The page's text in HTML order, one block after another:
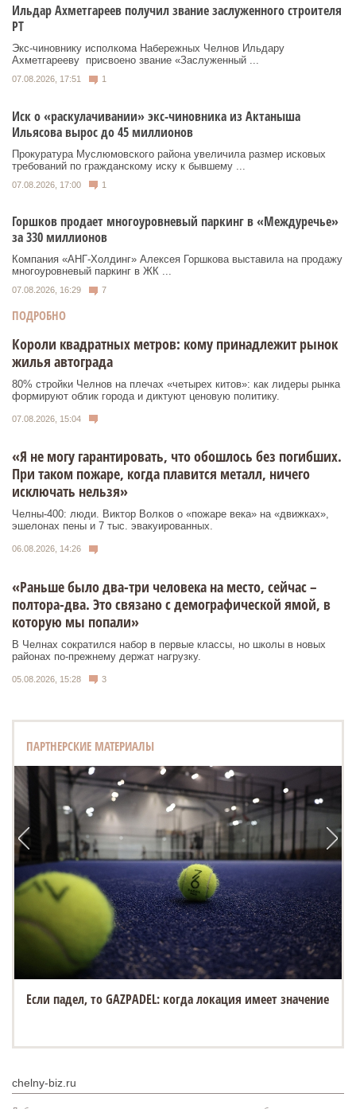
Ильдар Ахметгареев получил звание заслуженного строителя
РТ
Экс‑чиновнику исполкома Набережных Челнов Ильдару
Ахметгарееву присвоено звание «Заслуженный ...
07.08.2026, 17:51 1
Иск о «раскулачивании» экс-чиновника из Актаныша
Ильясова вырос до 45 миллионов
Прокуратура Муслюмовского района увеличила размер исковых
требований по гражданскому иску к бывшему ...
07.08.2026, 17:00 1
Горшков продает многоуровневый паркинг в «Междуречье»
за 330 миллионов
Компания «АНГ-Холдинг» Алексея Горшкова выставила на продажу
многоуровневый паркинг в ЖК ...
07.08.2026, 16:29 7
ПОДРОБНО
Короли квадратных метров: кому принадлежит рынок
жилья автограда
80% стройки Челнов на плечах «четырех китов»: как лидеры рынка
формируют облик города и диктуют ценовую политику.
07.08.2026, 15:04
«Я не могу гарантировать, что обошлось без погибших.
При таком пожаре, когда плавится металл, ничего
исключать нельзя»
Челны-400: люди. Виктор Волков о «пожаре века» на «движках»,
эшелонах пены и 7 тыс. эвакуированных.
06.08.2026, 14:26
«Раньше было два-три человека на место, сейчас –
полтора-два. Это связано с демографической ямой, в
которую мы попали»
В Челнах сократился набор в первые классы, но школы в новых
районах по-прежнему держат нагрузку.
05.08.2026, 15:28 3
ПАРТНЕРСКИЕ МАТЕРИАЛЫ
Если падел, то GAZPADEL: когда локация имеет значение
chelny-biz.ru